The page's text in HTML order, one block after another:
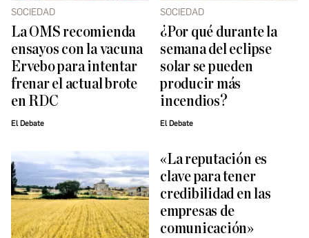
SOCIEDAD
La OMS recomienda
ensayos con la vacuna
Ervebo para intentar
frenar el actual brote
en RDC
El Debate
SOCIEDAD
¿Por qué durante la
semana del eclipse
solar se pueden
producir más
incendios?
El Debate
«La reputación es
clave para tener
credibilidad en las
empresas de
comunicación»